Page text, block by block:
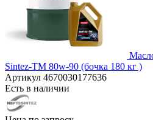
Sintez-TM 80w-90 (бочка 180 кг )
Артикул 4670030177636
Есть в наличии